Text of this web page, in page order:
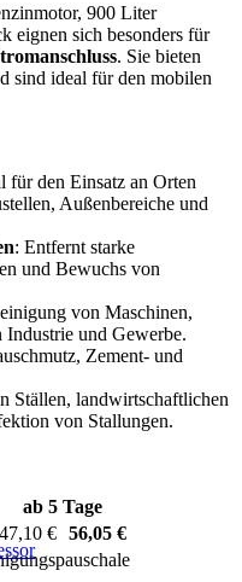
900 Liter
eignen sich besonders für
. Sie bieten
sind ideal für den mobilen
für den Einsatz an Orten
Außenbereiche und
: Entfernt starke
und Bewuchs von
von Maschinen,
Industrie und Gewerbe.
Zement- und
Ställen, landwirtschaftlichen
von Stallungen.
ab 5 Tage
47,10 € 56,05 €